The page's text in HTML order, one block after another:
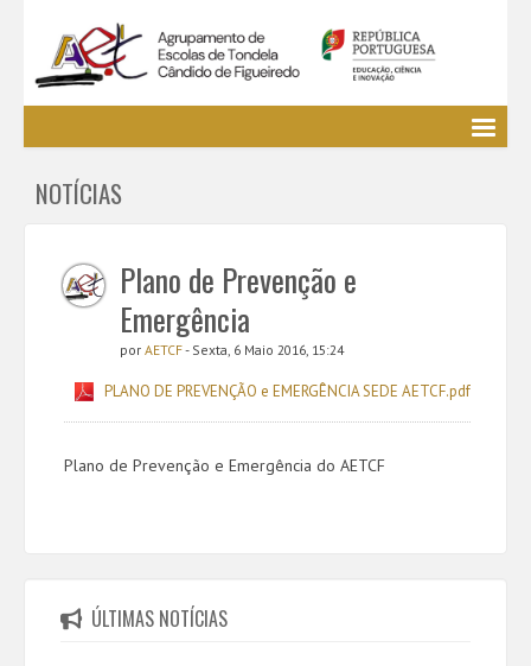
EE / Alunos
Cursos Profissionais
Bibliotecas
Media AETCF
Legislação
Utilizador não identificado. (
NOTÍCIAS
Plano de Prevenção e
Emergência
por AETCF- Sexta, 6 Maio 2016, 15:24
PLANO DE PREVENÇÃO e EMERGÊNCIA SEDE AETCF.pdf
Plano de Prevenção e Emergência do AETCF
ÚLTIMAS NOTÍCIAS